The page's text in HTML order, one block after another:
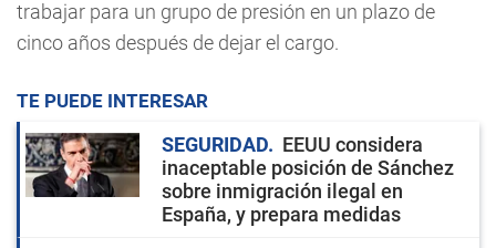
trabajar para un grupo de presión en un plazo de
cinco años después de dejar el cargo.
TE PUEDE INTERESAR
SEGURIDAD
EEUU considera
inaceptable posición de Sánchez
sobre inmigración ilegal en
España, y prepara medidas